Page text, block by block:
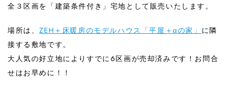
全３区画を「建築条件付き」宅地として販売いたします。
場所は、 ZEH＋床暖房のモデルハウス「平屋＋αの家」 に隣
接する敷地です。
大人気の好立地によりすでに6区画が売却済みです！お問合
せはお早めに！！